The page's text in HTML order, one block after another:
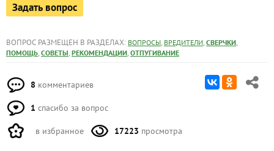
Задать вопрос
ВОПРОС РАЗМЕЩЕН В РАЗДЕЛАХ: ВОПРОСЫ, ВРЕДИТЕЛИ, СВЕРЧКИ,
ПОМОЩЬ, СОВЕТЫ, РЕКОМЕНДАЦИИ, ОТПУГИВАНИЕ
8 комментариев
1 спасибо за вопрос
в избранное 17223 просмотра